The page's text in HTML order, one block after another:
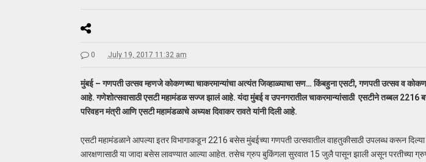
0 July 19, 2017 11:32 am
मुंबई – गणपती उत्सव म्हणजे कोकणच्या चाकरमान्यांचा अत्यंत जिव्हाळ्याचा सण… किंबहुना एसटी, गणपती उत्सव व
आहे. गणेशोत्सवासाठी एसटी महामंडळ सज्ज झालं आहे. यंदा मुंबई व उपनगरातील चाकरमान्यांसाठी एसटीने तब्बल 2216
परिवहन मंत्री आणि एसटी महामंडळाचे अध्यक्ष दिवाकर रावते यांनी दिली आहे.
एसटी महामंडळाने आपल्या इतर विभागाकडून 2216 बसेस मुंबईच्या गणपती उत्सवातील वाहतुकीसाठी उपलब्ध करून
आरक्षणासाठी या जादा बसेस लावण्यात आल्या आहेत. तसेच ग्रुप बुकिंगला सुरवात 15 जुलै पासून झाली असून परतीच्या